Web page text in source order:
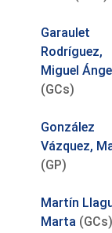
Garaulet
Rodríguez,
Miguel
(GCs)
González
Vázquez,
(GP)
Martín
Marta (GCs)